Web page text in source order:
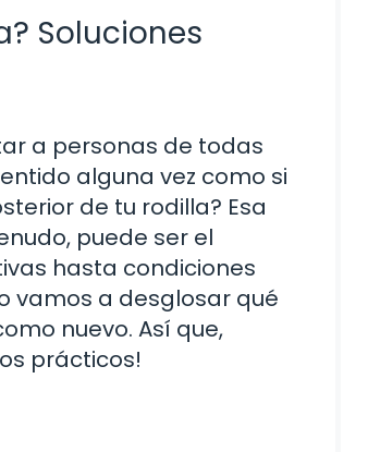
Soluciones
a personas de todas
alguna vez como si
de tu rodilla? Esa
puede ser el
hasta condiciones
vamos a desglosar qué
nuevo. Así que,
prácticos!